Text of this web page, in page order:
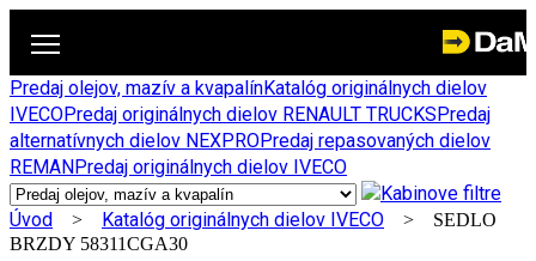
Predaj olejov, mazív a kvapalínKatalóg originálnych dielov
IVECOPredaj originálnych dielov RENAULT TRUCKSPredaj
alternatívnych dielov NEXPROPredaj repasovaných dielov
REMANPredaj originálnych dielov IVECO
Úvod > Katalóg originálnych dielov IVECO > SEDLO
BRZDY 58311CGA30